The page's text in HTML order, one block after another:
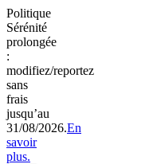
Politique
Sérénité
prolongée
:
modifiez/reportez
sans
frais
jusqu’au
31/08/2026.En
savoir
plus.